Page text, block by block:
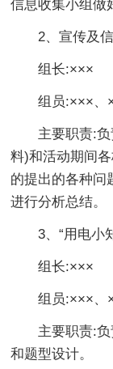
信息收集小组做
2、宣传及信
组长:×××
组员:×××、
主要职责:负
料)和活动期间
的提出的各种问
进行分析总结。
3、“用电小知
组长:×××
组员:×××、
主要职责:负
和题型设计。